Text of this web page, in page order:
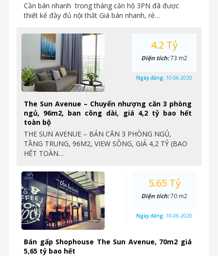
Cần bán nhanh trong tháng căn hộ 3PN đã được
thiết kế đầy đủ nội thất Giá bán nhanh, rẻ…
The Sun Avenue – Chuyển nhượng căn 3 phòng
ngủ, 96m2, ban công dài, giá 4,2 tỷ bao hết
toàn bộ
THE SUN AVENUE – BÁN CĂN 3 PHÒNG NGỦ,
TẦNG TRUNG, 96M2, VIEW SÔNG, GIÁ 4,2 TỶ (BAO
HẾT TOÀN…
4.2 Tỷ
Diện tích:73 m2
Ngày đăng: 10-06-2020
Bán gấp Shophouse The Sun Avenue, 70m2 giá
5,65 tỷ bao hết
5.65 Tỷ
Diện tích:70 m2
Ngày đăng: 10-06-2020